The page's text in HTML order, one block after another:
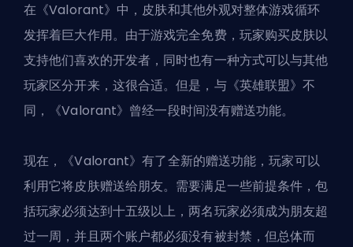
在《Valorant》中，皮肤和其他外观对整体游戏循环
发挥着巨大作用。由于游戏完全免费，玩家购买皮肤以
支持他们喜欢的开发者，同时也有一种方式可以与其他
玩家区分开来，这很合适。但是，与《英雄联盟》不
同，《Valorant》曾经一段时间没有赠送功能。
现在，《Valorant》有了全新的赠送功能，玩家可以
利用它将皮肤赠送给朋友。需要满足一些前提条件，包
括玩家必须达到十五级以上，两名玩家必须成为朋友超
过一周，并且两个账户都必须没有被封禁，但总体而